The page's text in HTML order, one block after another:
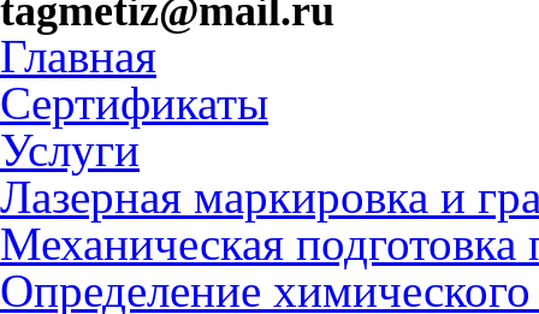
tagmetiz@mail.ru
Главная
Сертификаты
Услуги
Лазерная маркировка и
Механическая подготовка
Определение химического